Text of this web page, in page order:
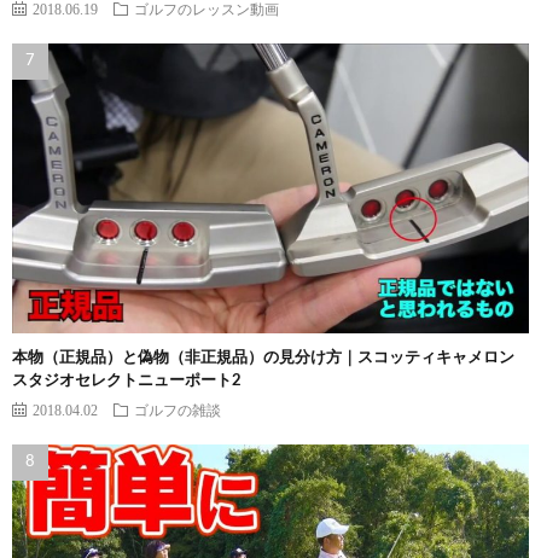
2018.06.19 ゴルフのレッスン動画
本物（正規品）と偽物（非正規品）の見分け方｜スコッティキャメロン
スタジオセレクトニューポート2
2018.04.02 ゴルフの雑談